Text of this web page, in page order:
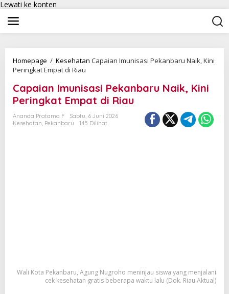
Lewati ke konten
Homepage / Kesehatan Capaian Imunisasi Pekanbaru Naik, Kini
Peringkat Empat di Riau
Capaian Imunisasi Pekanbaru Naik, Kini
Peringkat Empat di Riau
Ananda Pratama F
Sabtu, 6 Juni 2026
Kesehatan, Pekanbaru 145 Dilihat
Wali Kota Pekanbaru, Agung Nugroho meninjau siswa yang menjalani
cek kesehatan gratis beberapa waktu lalu (Dok. Riau Aktual)